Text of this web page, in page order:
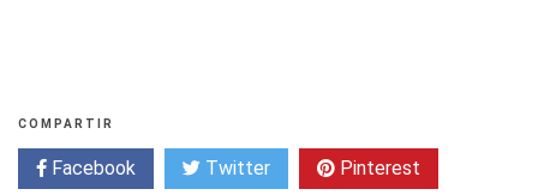
COMPARTIR
Facebook Twitter Pinterest